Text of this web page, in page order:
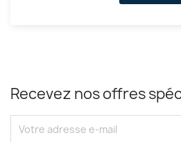
Recevez nos offres